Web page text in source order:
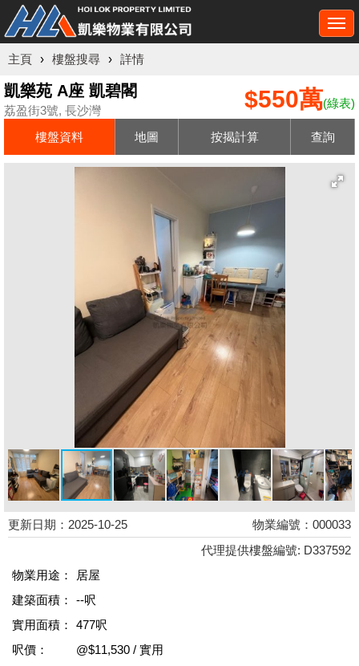
主頁 › 樓盤搜尋 › 詳情
凱樂苑 A座 凱碧閣
荔盈街3號, 長沙灣 $550萬(綠表)
樓盤資料 地圖 按揭計算 查詢
更新日期：2025-10-25
物業編號：000033
代理提供樓盤編號: D337592
物業用途：
居屋
建築面積：
--呎
實用面積：
477呎
呎價：
@$11,530 / 實用